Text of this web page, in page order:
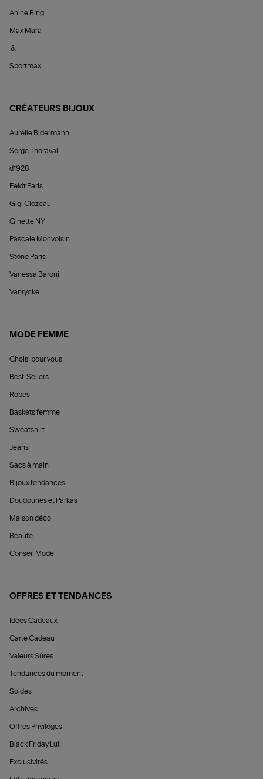
Anine Bing
Max Mara
&
Sportmax
CRÉATEURS BIJOUX
Aurélie Bidermann
Serge Thoraval
d1928
Feidt Paris
Gigi Clozeau
Ginette NY
Pascale Monvoisin
Stone Paris
Vanessa Baroni
Vanrycke
MODE FEMME
Choisi pour vous
Best-Sellers
Robes
Baskets femme
Sweatshirt
Jeans
Sacs à main
Bijoux tendances
Doudounes et Parkas
Maison déco
Beauté
Conseil Mode
OFFRES ET TENDANCES
Idées Cadeaux
Carte Cadeau
Valeurs Sûres
Tendances du moment
Soldes
Archives
Offres Privilèges
Black Friday Lulli
Exclusivités